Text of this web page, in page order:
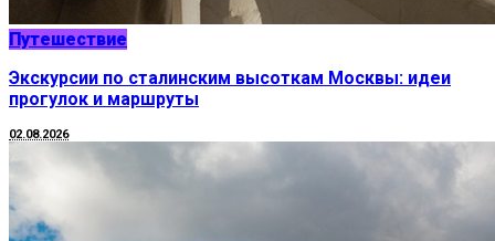
Путешествие
Экскурсии по сталинским высоткам Москвы: идеи
прогулок и маршруты
02.08.2026